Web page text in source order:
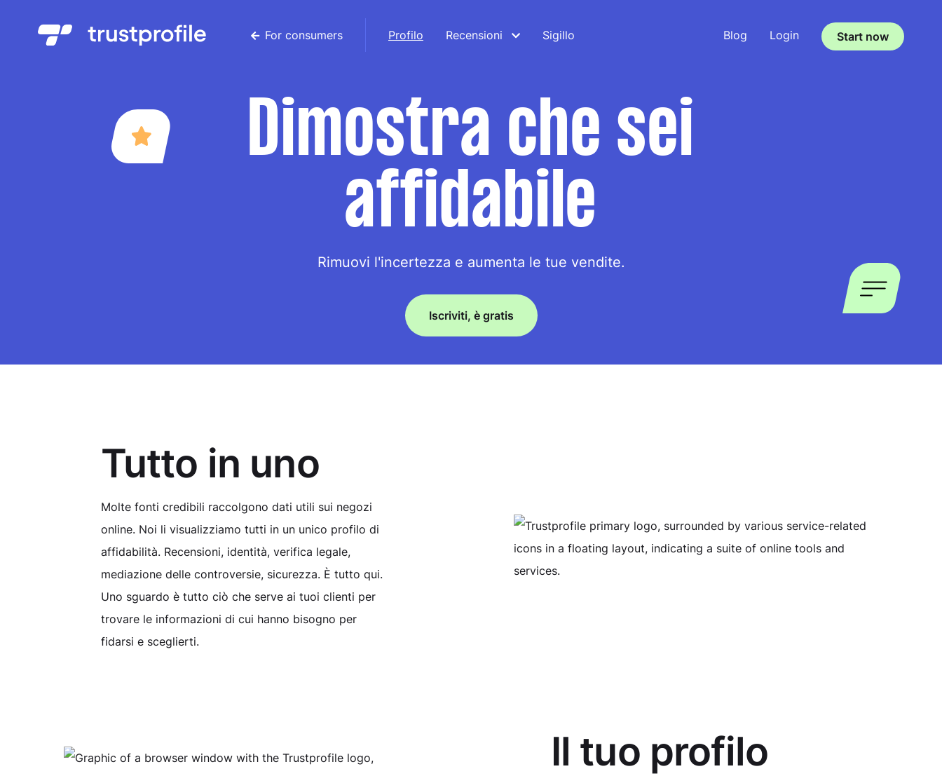
For consumers Profilo Recensioni Sigillo Blog Login Start now
Dimostra che sei
affidabile
Rimuovi l'incertezza e aumenta le tue vendite.
Iscriviti, è gratis
Tutto in uno
Molte fonti credibili raccolgono dati utili sui negozi
online. Noi li visualizziamo tutti in un unico profilo di
affidabilità. Recensioni, identità, verifica legale,
mediazione delle controversie, sicurezza. È tutto qui.
Uno sguardo è tutto ciò che serve ai tuoi clienti per
trovare le informazioni di cui hanno bisogno per
fidarsi e sceglierti.
Il tuo profilo